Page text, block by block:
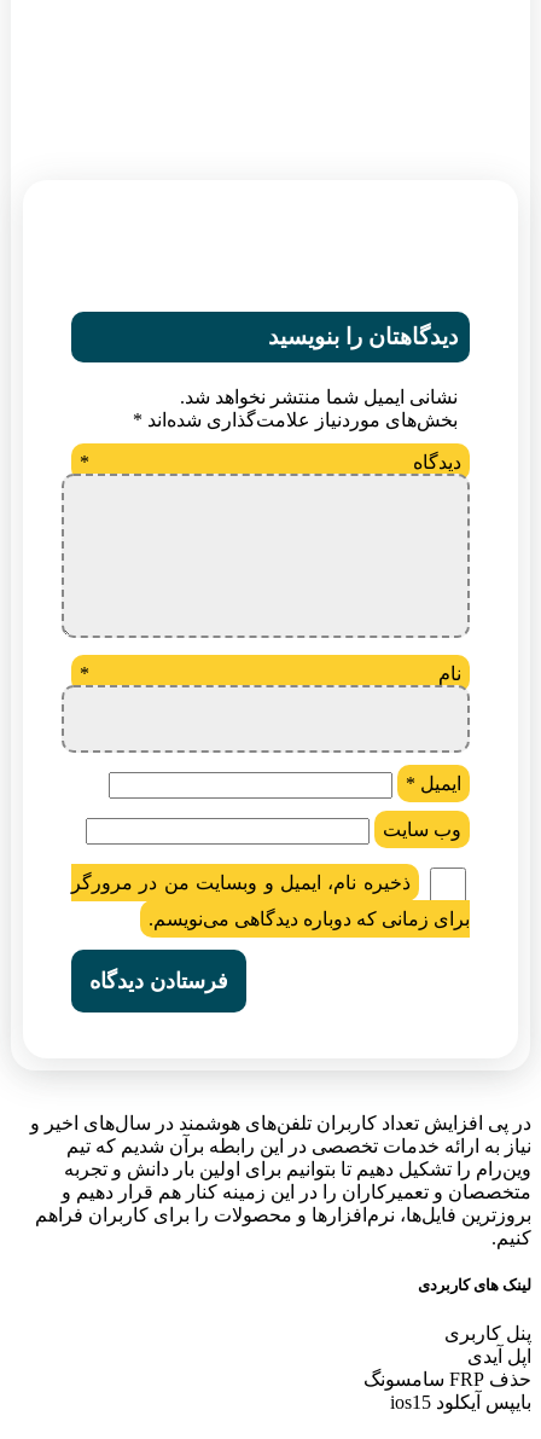
دیدگاهتان را بنویسید
نشانی ایمیل شما منتشر نخواهد شد.
بخش‌های موردنیاز علامت‌گذاری شده‌اند *
دیدگاه *
نام *
ایمیل *
وب‌ سایت
ذخیره نام، ایمیل و وبسایت من در مرورگر
برای زمانی که دوباره دیدگاهی می‌نویسم.
در پی افزایش تعداد کاربران تلفن‌های هوشمند در سال‌های اخیر و
نیاز به ارائه خدمات تخصصی در این رابطه برآن شدیم که تیم
وین‌رام را تشکیل دهیم تا بتوانیم برای اولین بار دانش و تجربه
متخصصان و تعمیرکاران را در این زمینه کنار هم قرار دهیم و
بروزترین فایل‌ها، نرم‌افزارها و محصولات را برای کاربران فراهم
کنیم.
لینک های کاربردی
پنل کاربری
اپل آیدی
حذف FRP سامسونگ
بایپس آیکلود ios15